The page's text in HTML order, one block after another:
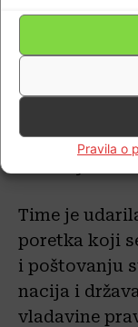
Pravila o
opravdati,
brutalnim i
Ukrajinu
Helsinški
sigurnosnu
Organizacija
Time je
poretka koji
i poštovanju
nacija i
vladavine